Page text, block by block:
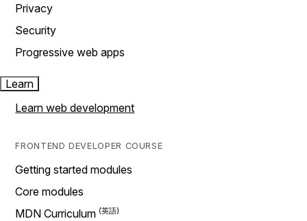
Privacy
Security
Progressive web apps
Learn
Learn web development
FRONTEND DEVELOPER COURSE
Getting started modules
Core modules
MDN Curriculum